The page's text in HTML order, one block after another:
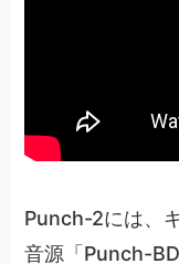
Punch-2には、
音源「Punch-